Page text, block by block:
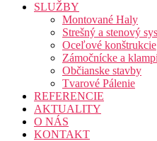
SLUŽBY
Montované Haly
Strešný a stenový
Oceľové konštrukcie
Zámočnícke a
Občianske stavby
Tvarové Pálenie
REFERENCIE
AKTUALITY
O NÁS
KONTAKT